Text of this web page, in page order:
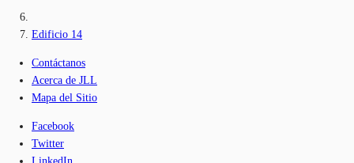
Edificio 14
Contáctanos
Acerca de JLL
Mapa del Sitio
Facebook
Twitter